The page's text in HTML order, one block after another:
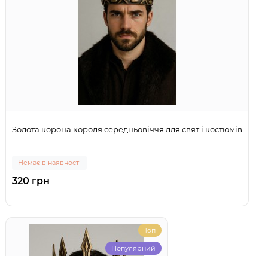
Золота корона короля середньовіччя для свят і костюмів
Немає в наявності
320 грн
Топ
Популярний